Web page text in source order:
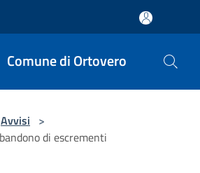
Comune di Ortovero
Avvisi >
di escrementi